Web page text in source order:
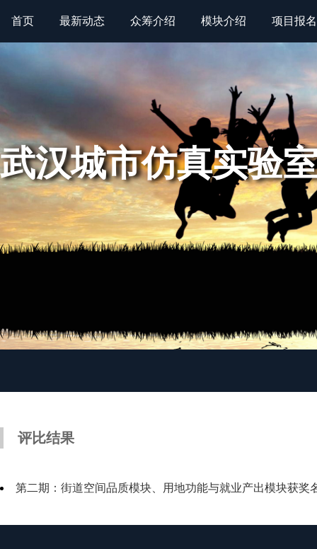
首页 最新动态 众筹介绍 模块介绍 项目报名
武汉城市仿真实验
评比结果
第二期：街道空间品质模块、用地功能与就业产出模块获奖